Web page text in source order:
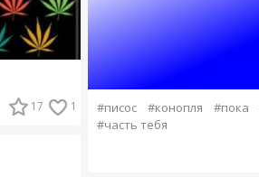
17 1 #писос #конопля #пока
#часть тебя